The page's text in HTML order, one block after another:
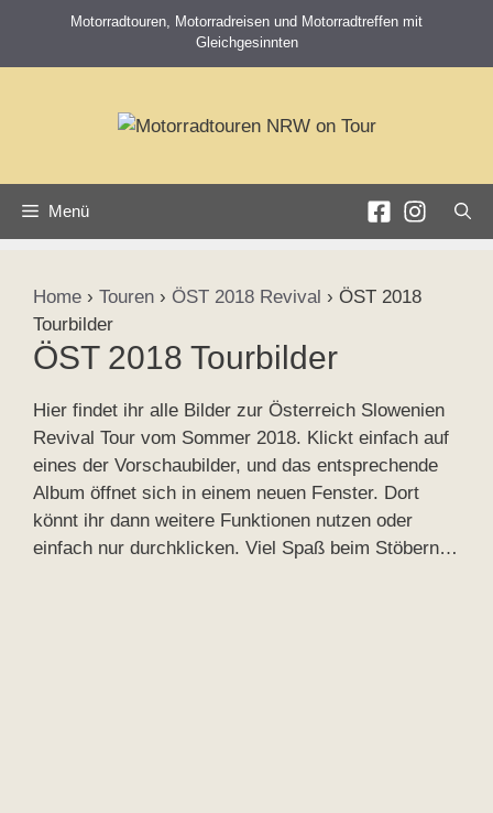
springen
Motorradtouren, Motorradreisen und Motorradtreffen mit
Gleichgesinnten
Menü
Home › Touren › ÖST 2018 Revival › ÖST 2018
Tourbilder
ÖST 2018 Tourbilder
Hier findet ihr alle Bilder zur Österreich Slowenien
Revival Tour vom Sommer 2018. Klickt einfach auf
eines der Vorschaubilder, und das entsprechende
Album öffnet sich in einem neuen Fenster. Dort
könnt ihr dann weitere Funktionen nutzen oder
einfach nur durchklicken. Viel Spaß beim Stöbern…